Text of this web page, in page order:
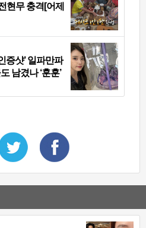
현무 충격[어제
증샷’ 일파만파
남겼나 ‘훈훈’